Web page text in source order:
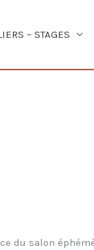
– STAGES
du salon